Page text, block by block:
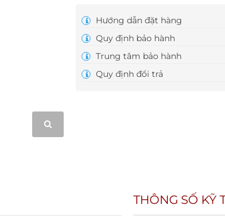
Hướng dẫn đặt hàng
Quy định bảo hành
Trung tâm bảo hành
Quy định đổi trả
THÔNG SỐ KỸ